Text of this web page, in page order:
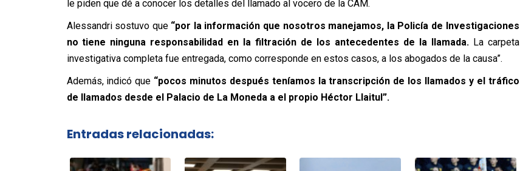
le piden que dé a conocer los detalles del llamado al vocero de la CAM.
Alessandri sostuvo que “por la información que nosotros manejamos, la Policía de Investigaciones
no tiene ninguna responsabilidad en la filtración de los antecedentes de la llamada.La carpeta
investigativa completa fue entregada, como corresponde en estos casos, a los abogados de la causa”.
Además, indicó que “pocos minutos después teníamos la transcripción de los llamados y el tráfico
de llamados desde el Palacio de La Moneda a el propio Héctor Llaitul”.
Entradas relacionadas: